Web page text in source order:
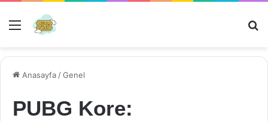
Menü
Anasayfa /Genel
PUBG Kore: